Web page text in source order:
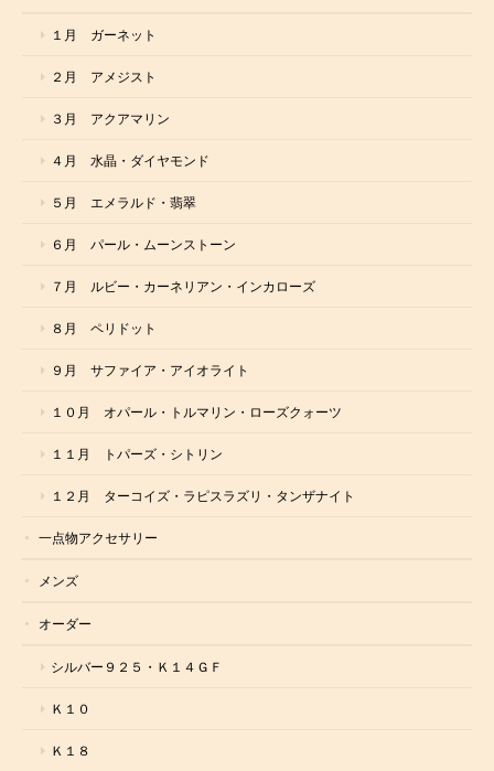
１月 ガーネット
２月 アメジスト
３月 アクアマリン
４月 水晶・ダイヤモンド
５月 エメラルド・翡翠
６月 パール・ムーンストーン
７月 ルビー・カーネリアン・インカローズ
８月 ペリドット
９月 サファイア・アイオライト
１０月 オパール・トルマリン・ローズクォーツ
１１月 トパーズ・シトリン
１２月 ターコイズ・ラピスラズリ・タンザナイト
一点物アクセサリー
メンズ
オーダー
シルバー９２５・Ｋ１４ＧＦ
Ｋ１０
Ｋ１８